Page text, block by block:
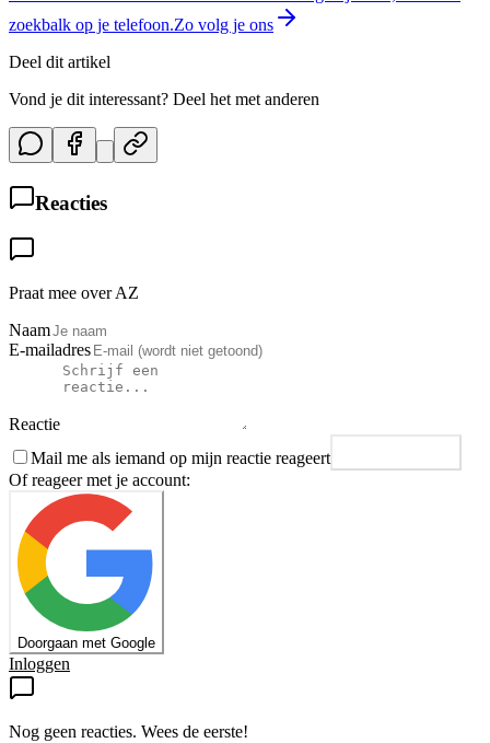
zoekbalk op je telefoon.Zo volg je ons
Deel dit artikel
Vond je dit interessant? Deel het met anderen
Reacties
Praat mee over AZ
Naam
E-mailadres
Reactie
Mail me als iemand op mijn reactie reageert
Of reageer met je account:
Doorgaan met Google
Inloggen
Nog geen reacties. Wees de eerste!